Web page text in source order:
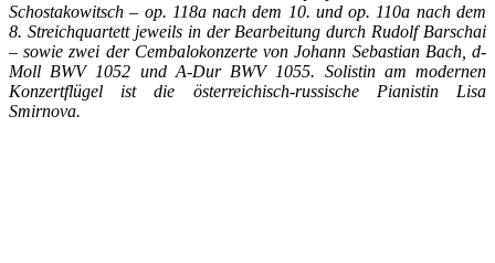
Schostakowitsch – op. 118a nach dem 10. und op. 110a nach dem
8. Streichquartett jeweils in der Bearbeitung durch Rudolf Barschai
– sowie zwei der Cembalokonzerte von Johann Sebastian Bach, d-
Moll BWV 1052 und A-Dur BWV 1055. Solistin am modernen
Konzertflügel ist die österreichisch-russische Pianistin Lisa
Smirnova.